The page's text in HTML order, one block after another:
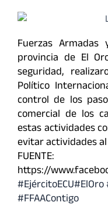
Fuerzas
provincia de El
seguridad,
Político
control de los
comercial de los
estas actividades
evitar actividades
FUENTE:
https://
#EjércitoECU#ElOro
#FFAAContigo